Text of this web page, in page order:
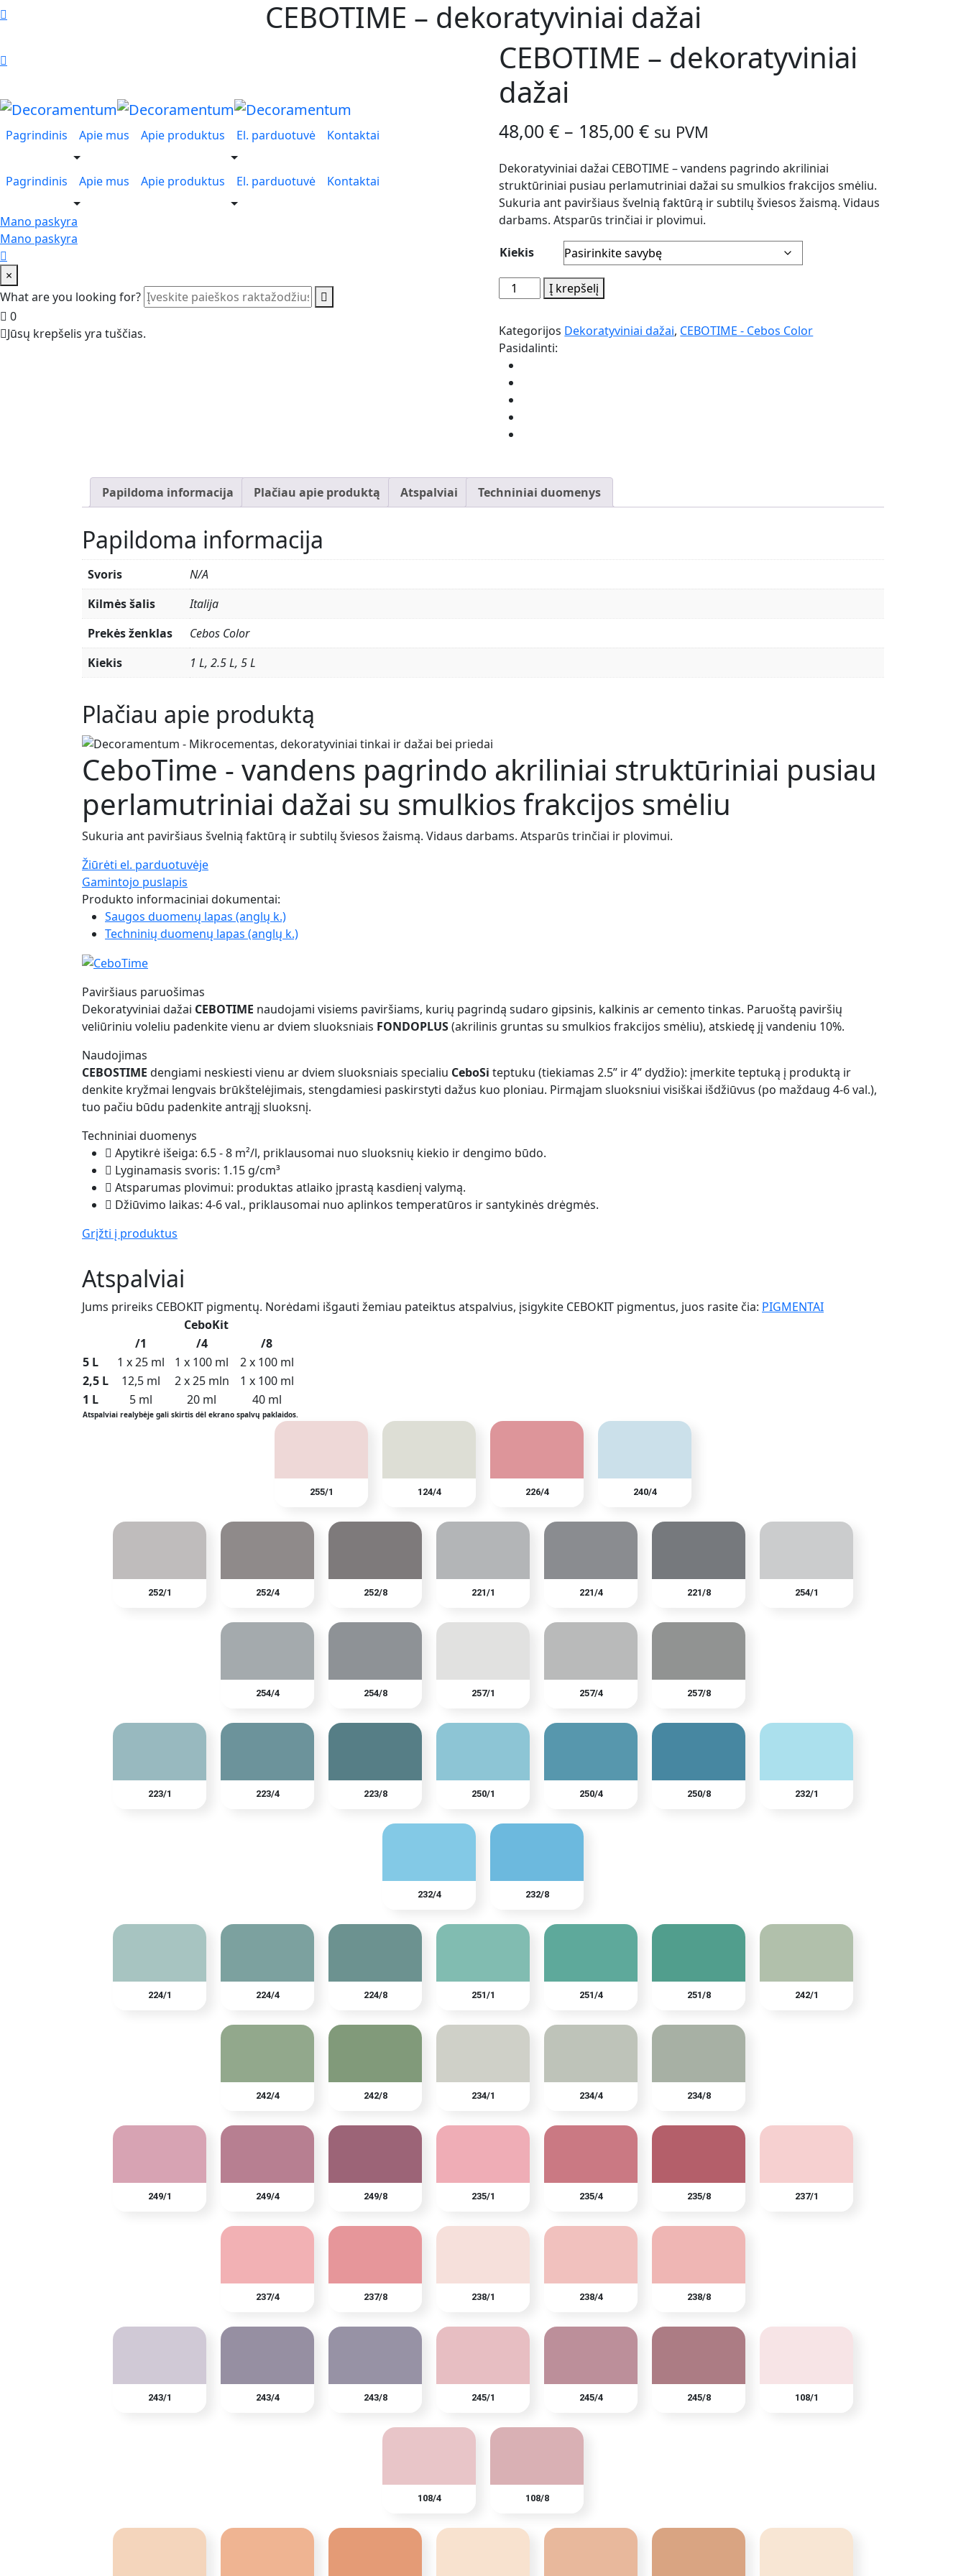
Pagrindinis Apie mus Apie produktus El. parduotuvė Kontaktai
Pagrindinis Apie mus Apie produktus El. parduotuvė Kontaktai
Mano paskyra
Mano paskyra
×
What are you looking for?
0
Jūsų krepšelis yra tuščias.
CEBOTIME – dekoratyviniai dažai
CEBOTIME – dekoratyviniai
dažai
48,00€ – 185,00€Price
range:
48,00 €
through
185,00 €
su PVM
Dekoratyviniai dažai CEBOTIME – vandens pagrindo akriliniai
struktūriniai pusiau perlamutriniai dažai su smulkios frakcijos smėliu.
Sukuria ant paviršiaus švelnią faktūrą ir subtilų šviesos žaismą. Vidaus
darbams. Atsparūs trinčiai ir plovimui.
Kiekis
produkto
kiekis:
-
dekoratyviniai
dažai
Į krepšelį
Kategorijos Dekoratyviniai dažai, CEBOTIME - Cebos Color
Pasidalinti:
Papildoma informacija Plačiau apie produktą Atspalviai Techniniai duomenys
Papildoma informacija
Svoris
N/A
Kilmės šalis
Italija
Prekės ženklas
Cebos Color
Kiekis
1 L, 2.5 L, 5 L
Plačiau apie produktą
CeboTime - vandens pagrindo akriliniai struktūriniai pusiau
perlamutriniai dažai su smulkios frakcijos smėliu
Sukuria ant paviršiaus švelnią faktūrą ir subtilų šviesos žaismą. Vidaus darbams. Atsparūs trinčiai ir plovimui.
Žiūrėti el. parduotuvėje
Gamintojo puslapis
Produkto informaciniai dokumentai:
Saugos duomenų lapas (anglų k.)
Techninių duomenų lapas (anglų k.)
Paviršiaus paruošimas
Dekoratyviniai dažai CEBOTIME naudojami visiems paviršiams, kurių pagrindą sudaro gipsinis, kalkinis ar cemento tinkas. Paruoštą paviršių
veliūriniu voleliu padenkite vienu ar dviem sluoksniais FONDOPLUS(akrilinis gruntas su smulkios frakcijos smėliu), atskiedę jį vandeniu 10%.
Naudojimas
CEBOSTIME dengiami neskiesti vienu ar dviem sluoksniais specialiu CeboSi teptuku (tiekiamas 2.5” ir 4” dydžio): įmerkite teptuką į produktą ir
denkite kryžmai lengvais brūkštelėjimais, stengdamiesi paskirstyti dažus kuo ploniau. Pirmąjam sluoksniui visiškai išdžiūvus (po maždaug 4-6 val.),
tuo pačiu būdu padenkite antrąjį sluoksnį.
Techniniai duomenys
Apytikrė išeiga: 6.5 - 8 m²/l, priklausomai nuo sluoksnių kiekio ir dengimo būdo.
Lyginamasis svoris: 1.15 g/cm³
Atsparumas plovimui: produktas atlaiko įprastą kasdienį valymą.
Džiūvimo laikas: 4-6 val., priklausomai nuo aplinkos temperatūros ir santykinės drėgmės.
Grįžti į produktus
Atspalviai
Jums prireiks CEBOKIT pigmentų. Norėdami išgauti žemiau pateiktus atspalvius, įsigykite CEBOKIT pigmentus, juos rasite čia: PIGMENTAI
CeboKit
/1
/4
/8
5 L
1 x 25 ml 1 x 100 ml
2 x 100 ml
2,5 L
12,5 ml 2 x 25 mln
1 x 100 ml
1 L
5 ml 20 ml 40 ml
Atspalviai realybėje gali skirtis dėl ekrano spalvų paklaidos.
255/1 124/4 226/4 240/4
252/1 252/4 252/8 221/1 221/4 221/8 254/1
254/4 254/8 257/1 257/4 257/8
223/1 223/4 223/8 250/1 250/4 250/8 232/1
232/4 232/8
224/1 224/4 224/8 251/1 251/4 251/8 242/1
242/4 242/8 234/1 234/4 234/8
249/1 249/4 249/8 235/1 235/4 235/8 237/1
237/4 237/8 238/1 238/4 238/8
243/1 243/4 243/8 245/1 245/4 245/8 108/1
108/4 108/8